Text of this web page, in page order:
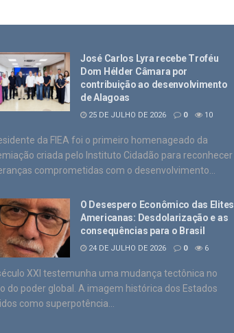
José Carlos Lyra recebe Troféu
Dom Hélder Câmara por
contribuição ao desenvolvimento
de Alagoas
25 DE JULHO DE 2026 0 10
da FIEA foi o primeiro homenageado da
criada pelo Instituto Cidadão para reconhecer
comprometidas com o desenvolvimento...
O Desespero Econômico das Elites
Americanas: Desdolarização e as
consequências para o Brasil
24 DE JULHO DE 2026 0 6
XXI testemunha uma mudança tectônica no
do poder global. A imagem histórica dos Estados
como superpotência...